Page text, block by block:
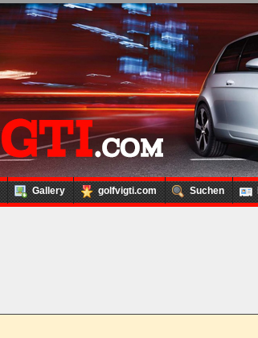
Gallery golfvigti.com Suchen